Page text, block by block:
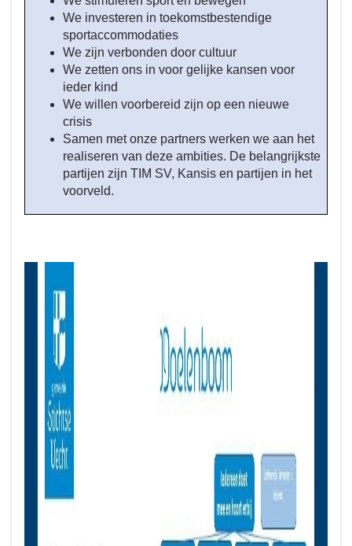
We investeren in toekomstbestendige
sportaccommodaties
We zijn verbonden door cultuur
We zetten ons in voor gelijke kansen voor
ieder kind
We willen voorbereid zijn op een nieuwe
crisis
Samen met onze partners werken we aan het
realiseren van deze ambities. De belangrijkste
partijen zijn TIM SV, Kansis en partijen in het
voorveld.